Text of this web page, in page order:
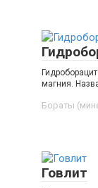
магния.
Бораты
Говлит